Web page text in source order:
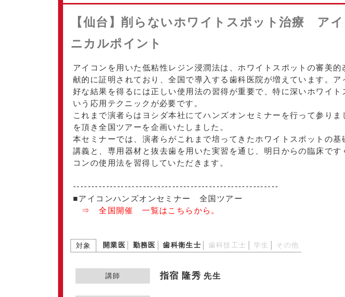
【仙台】削らないホワイトスポット治療 ア
ニカルポイント
アイコンを用いた低粘性レジン浸潤法は、ホワイトスポットの審美
献的に証明されており、全国で導入する歯科医院が増えています。
好な結果を得るには正しい使用法の習得が重要で、特に深いホワイ
いう応用テクニックが必要です。
これまで演者らはヨシダ本社にてハンズオンセミナーを行って参り
を頂き全国ツアーを企画いたしました。
本セミナーでは、演者らがこれまで培ってきたホワイトスポットの
講義と、専用器材と抜去歯を用いた実習を通じ、明日からの臨床で
コンの使用法を習得していただきます。
--------------------------------------------------------
■アイコンハンズオンセミナー 全国ツアー
⇒ 全国開催 一覧はこちらから。
対象 開業医 勤務医 歯科衛生士 歯科技工士 学生 その他
講師 指宿 隆秀 先生